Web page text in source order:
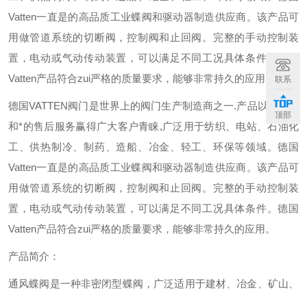
Vatten一直是的高品质工业蝶阀和驱动器制造供应商。该产品可
用做管道系统的切断阀，控制阀和止回阀。完整的手动控制装
置，电动或气动传动装置，可以满足不同工况具体条件。德国
Vatten产品符合zui严格的质量要求，能够非常持久的应用。
德国VATTEN阀门是世界上的阀门生产制造商之一.产品以的品质
和*的售后服务赢得广大客户青睐,广泛用于纺织、电站、石油化
工、供热制冷、制药、造船、冶金、轻工、环保等领域。德国
Vatten一直是的高品质工业蝶阀和驱动器制造供应商。该产品可
用做管道系统的切断阀，控制阀和止回阀。完整的手动控制装
置，电动或气动传动装置，可以满足不同工况具体条件。德国
Vatten产品符合zui严格的质量要求，能够非常持久的应用。
产品简介：
通风蝶阀是一种非密闭型蝶阀，广泛适用于建材、冶金、矿山、
联系
顶部